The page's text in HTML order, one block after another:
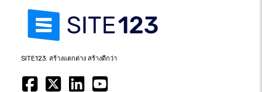
SITE123: สร้างแตกต่าง สร้างดีกว่า